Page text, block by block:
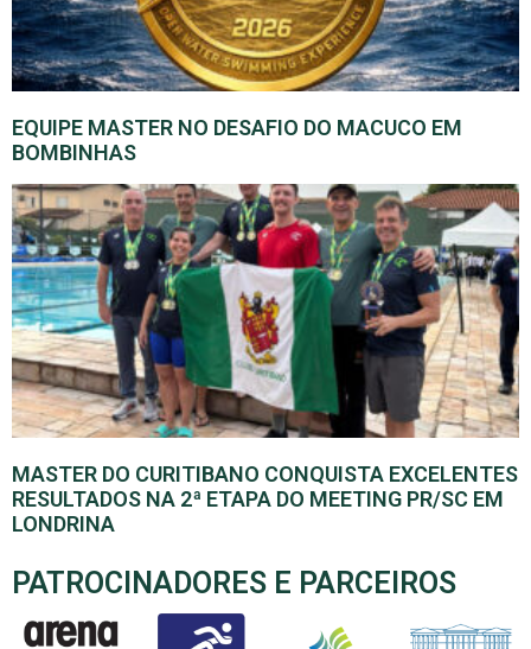
EQUIPE MASTER NO DESAFIO DO MACUCO EM
BOMBINHAS
MASTER DO CURITIBANO CONQUISTA EXCELENTES
RESULTADOS NA 2ª ETAPA DO MEETING PR/SC EM
LONDRINA
PATROCINADORES E PARCEIROS